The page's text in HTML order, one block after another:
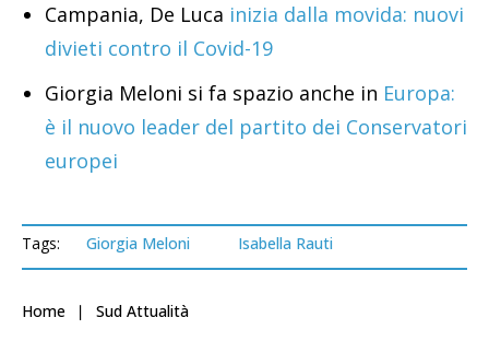
Campania, De Luca inizia dalla movida: nuovi
divieti contro il Covid-19
Giorgia Meloni si fa spazio anche in Europa:
è il nuovo leader del partito dei Conservatori
europei
Tags: Giorgia Meloni Isabella Rauti
Home Sud Attualità